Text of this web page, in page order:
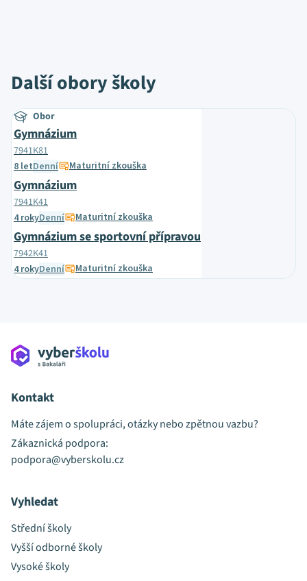
Další obory školy
Obor
Gymnázium
7941K81
8 letDenní Maturitní zkouška
Gymnázium
7941K41
4 rokyDenní Maturitní zkouška
Gymnázium se sportovní přípravou
7942K41
4 rokyDenní Maturitní zkouška
Kontakt
Máte zájem o spolupráci, otázky nebo zpětnou vazbu?
Zákaznická podpora:
podpora@vyberskolu.cz
Vyhledat
Střední školy
Vyšší odborné školy
Vysoké školy